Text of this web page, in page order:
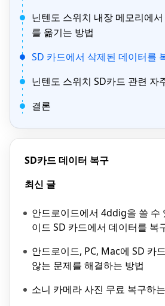
닌텐도 스위치 내장 메모리에
를 옮기는 방법
SD 카드에서 삭제된 데이터를
닌텐도 스위치 SD카드 관련 자
결론
SD카드 데이터 복구
최신 글
안드로이드에서 4ddig을 쓸 수
이드 SD 카드에서 데이터를 복
안드로이드, PC, Mac에 SD 카
않는 문제를 해결하는 방법
소니 카메라 사진 무료 복구하